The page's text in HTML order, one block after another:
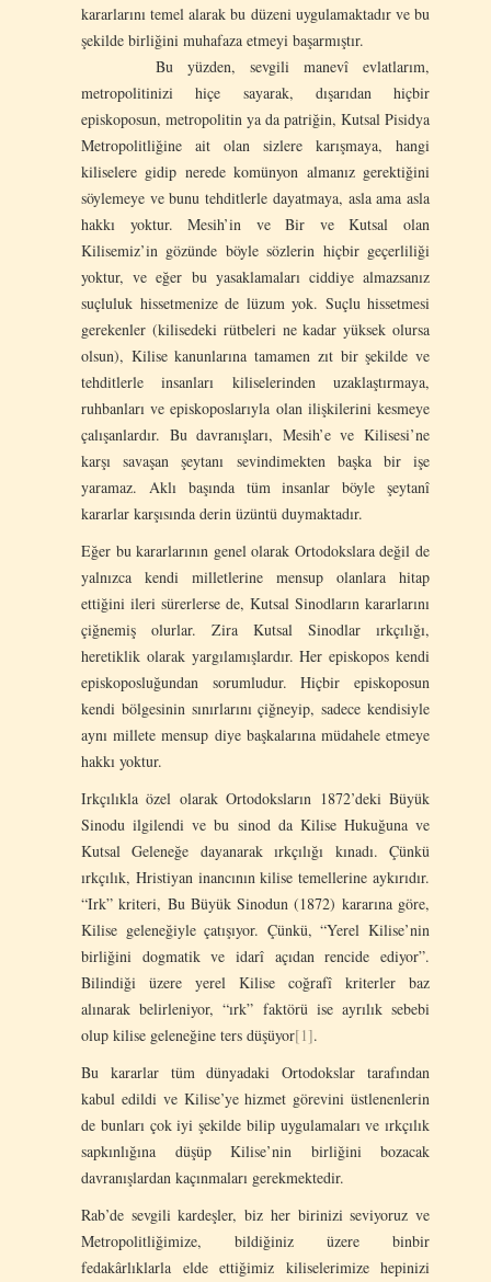
kararlarını temel alarak bu düzeni uygulamaktadır ve bu
şekilde birliğini muhafaza etmeyi başarmıştır.
Bu yüzden, sevgili manevî evlatlarım,
metropolitinizi hiçe sayarak, dışarıdan hiçbir
episkoposun, metropolitin ya da patriğin, Kutsal Pisidya
Metropolitliğine ait olan sizlere karışmaya, hangi
kiliselere gidip nerede komünyon almanız gerektiğini
söylemeye ve bunu tehditlerle dayatmaya, asla ama asla
hakkı yoktur. Mesih’in ve Bir ve Kutsal olan
Kilisemiz’in gözünde böyle sözlerin hiçbir geçerliliği
yoktur, ve eğer bu yasaklamaları ciddiye almazsanız
suçluluk hissetmenize de lüzum yok. Suçlu hissetmesi
gerekenler (kilisedeki rütbeleri ne kadar yüksek olursa
olsun), Kilise kanunlarına tamamen zıt bir şekilde ve
tehditlerle insanları kiliselerinden uzaklaştırmaya,
ruhbanları ve episkoposlarıyla olan ilişkilerini kesmeye
çalışanlardır. Bu davranışları, Mesih’e ve Kilisesi’ne
karşı savaşan şeytanı sevindimekten başka bir işe
yaramaz. Aklı başında tüm insanlar böyle şeytanî
kararlar karşısında derin üzüntü duymaktadır.
Eğer bu kararlarının genel olarak Ortodokslara değil de
yalnızca kendi milletlerine mensup olanlara hitap
ettiğini ileri sürerlerse de, Kutsal Sinodların kararlarını
çiğnemiş olurlar. Zira Kutsal Sinodlar ırkçılığı,
heretiklik olarak yargılamışlardır. Her episkopos kendi
episkoposluğundan sorumludur. Hiçbir episkoposun
kendi bölgesinin sınırlarını çiğneyip, sadece kendisiyle
aynı millete mensup diye başkalarına müdahele etmeye
hakkı yoktur.
Irkçılıkla özel olarak Ortodoksların 1872’deki Büyük
Sinodu ilgilendi ve bu sinod da Kilise Hukuğuna ve
Kutsal Geleneğe dayanarak ırkçılığı kınadı. Çünkü
ırkçılık, Hristiyan inancının kilise temellerine aykırıdır.
“Irk” kriteri, Bu Büyük Sinodun (1872) kararına göre,
Kilise geleneğiyle çatışıyor. Çünkü, “Yerel Kilise’nin
birliğini dogmatik ve idarî açıdan rencide ediyor”.
Bilindiği üzere yerel Kilise coğrafî kriterler baz
alınarak belirleniyor, “ırk” faktörü ise ayrılık sebebi
olup kilise geleneğine ters düşüyor[1].
Bu kararlar tüm dünyadaki Ortodokslar tarafından
kabul edildi ve Kilise’ye hizmet görevini üstlenenlerin
de bunları çok iyi şekilde bilip uygulamaları ve ırkçılık
sapkınlığına düşüp Kilise’nin birliğini bozacak
davranışlardan kaçınmaları gerekmektedir.
Rab’de sevgili kardeşler, biz her birinizi seviyoruz ve
Metropolitliğimize, bildiğiniz üzere binbir
fedakârlıklarla elde ettiğimiz kiliselerimize hepinizi